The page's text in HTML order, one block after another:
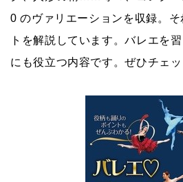
0 のヴァリエーションを収録。
トを解説しています。バレエを
にも役立つ内容です。ぜひチェッ